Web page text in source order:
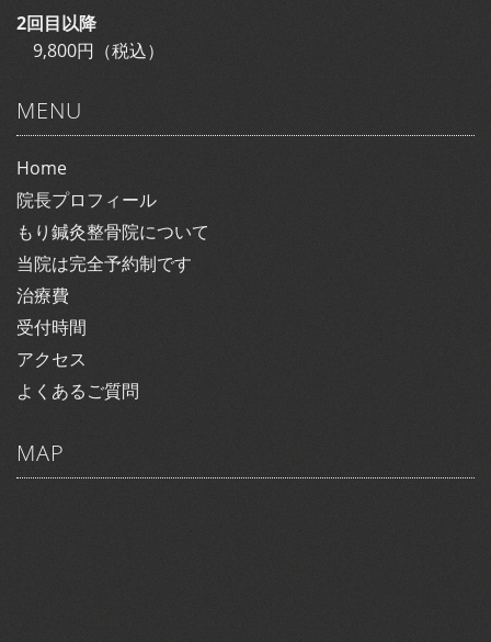
2回目以降
9,800円（税込）
MENU
Home
院長プロフィール
もり鍼灸整骨院について
当院は完全予約制です
治療費
受付時間
アクセス
よくあるご質問
MAP